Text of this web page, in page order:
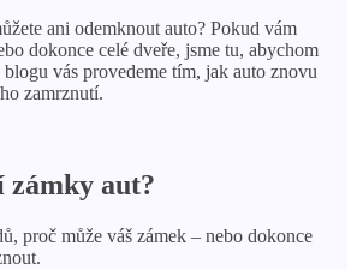
ani odemknout auto? Pokud vám
dokonce celé dveře, jsme tu, abychom
vás provedeme tím, jak auto znovu
zamrznutí.
aut?
proč může váš zámek – nebo dokonce